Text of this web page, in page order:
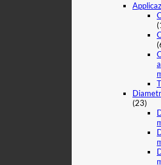
(23)